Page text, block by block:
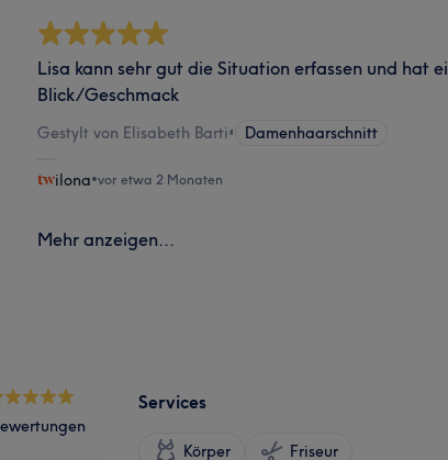
Lisa kann sehr gut die Situation erfassen und hat
Blick/Geschmack
Gestylt von Elisabeth Barti• Damenhaarschnitt
ilona•vor etwa 2 Monaten
Mehr anzeigen...
Services
Körper Friseur